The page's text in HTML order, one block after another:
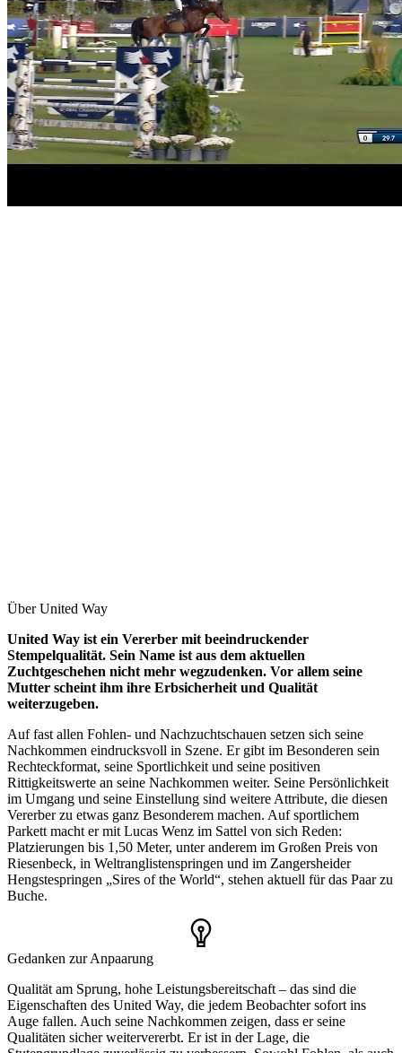
Über United Way
United Way ist ein Vererber mit beeindruckender
Stempelqualität. Sein Name ist aus dem aktuellen
Zuchtgeschehen nicht mehr wegzudenken. Vor allem seine
Mutter scheint ihm ihre Erbsicherheit und Qualität
weiterzugeben.
Auf fast allen Fohlen- und Nachzuchtschauen setzen sich seine
Nachkommen eindrucksvoll in Szene. Er gibt im Besonderen sein
Rechteckformat, seine Sportlichkeit und seine positiven
Rittigkeitswerte an seine Nachkommen weiter. Seine Persönlichkeit
im Umgang und seine Einstellung sind weitere Attribute, die diesen
Vererber zu etwas ganz Besonderem machen. Auf sportlichem
Parkett macht er mit Lucas Wenz im Sattel von sich Reden:
Platzierungen bis 1,50 Meter, unter anderem im Großen Preis von
Riesenbeck, in Weltranglistenspringen und im Zangersheider
Hengstespringen „Sires of the World“, stehen aktuell für das Paar zu
Buche.
Gedanken zur Anpaarung
Qualität am Sprung, hohe Leistungsbereitschaft – das sind die
Eigenschaften des United Way, die jedem Beobachter sofort ins
Auge fallen. Auch seine Nachkommen zeigen, dass er seine
Qualitäten sicher weitervererbt. Er ist in der Lage, die